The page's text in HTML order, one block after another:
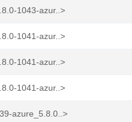
1043-azur..>
1041-azur..>
1041-azur..>
1041-azur..>
azure_5.8.0..>